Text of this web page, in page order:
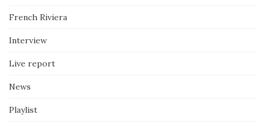
French Riviera
Interview
Live report
News
Playlist